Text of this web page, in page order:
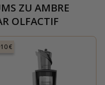
ZU AMBRE
OLFACTIF
€